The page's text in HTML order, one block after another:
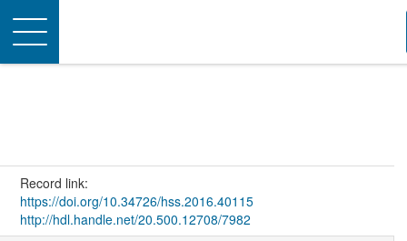
Toggle
navigation
Record link:
https://doi.org/10.34726/hss.2016.40115
http://hdl.handle.net/20.500.12708/7982